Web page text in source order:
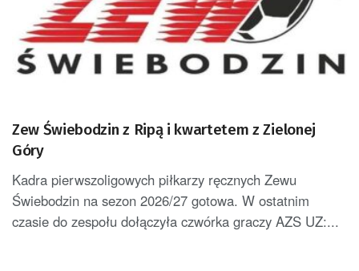
Zew Świebodzin z Ripą i kwartetem z Zielonej
Góry
Kadra pierwszoligowych piłkarzy ręcznych Zewu
Świebodzin na sezon 2026/27 gotowa. W ostatnim
czasie do zespołu dołączyła czwórka graczy AZS UZ:...